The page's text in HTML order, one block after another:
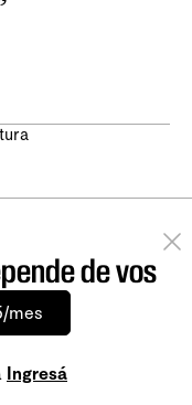
de vos
mes
Ingresá